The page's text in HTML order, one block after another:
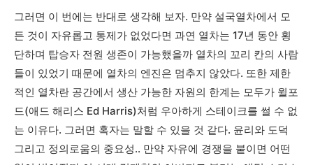
그러면 이 번에는 반대로 생각해 보자. 만약 설국열차에서 모
든 것이 자유롭고 통제가 없었다면 과연 열차는 17년 동안 횡
단하며 탑승자 전원 생존이 가능했을까 열차의 꼬리 칸의 사람
들이 있었기 때문에 열차의 엔진은 멈추지 않았다. 또한 제한
적인 열차란 공간에서 생산 가능한 자원의 한계는 모두가 윌포
드(애드 해리스 Ed Harris)처럼 우아하게 스테이크를 썰 수 없
는 이유다. 그러면 혹자는 말할 수 있을 것 같다. 윤리와 도덕
그리고 정의로움의 중요성.. 만약 자유에 경쟁을 붙이면 어떤